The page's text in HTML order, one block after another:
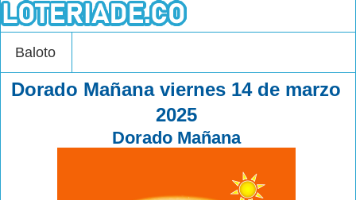
Baloto
Dorado Mañana viernes 14 de marzo
2025
Dorado Mañana